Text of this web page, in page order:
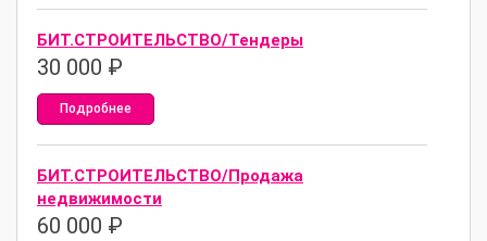
БИТ.СТРОИТЕЛЬСТВО/Тендеры
30 000 ₽
Подробнее
БИТ.СТРОИТЕЛЬСТВО/Продажа
недвижимости
60 000 ₽